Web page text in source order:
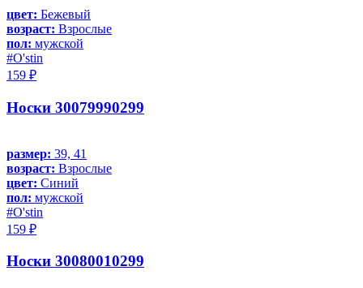
цвет: Бежевый
возраст: Взрослые
пол: мужской
#O'stin
159 ₽
Носки 30079990299
размер: 39, 41
возраст: Взрослые
цвет: Синий
пол: мужской
#O'stin
159 ₽
Носки 30080010299